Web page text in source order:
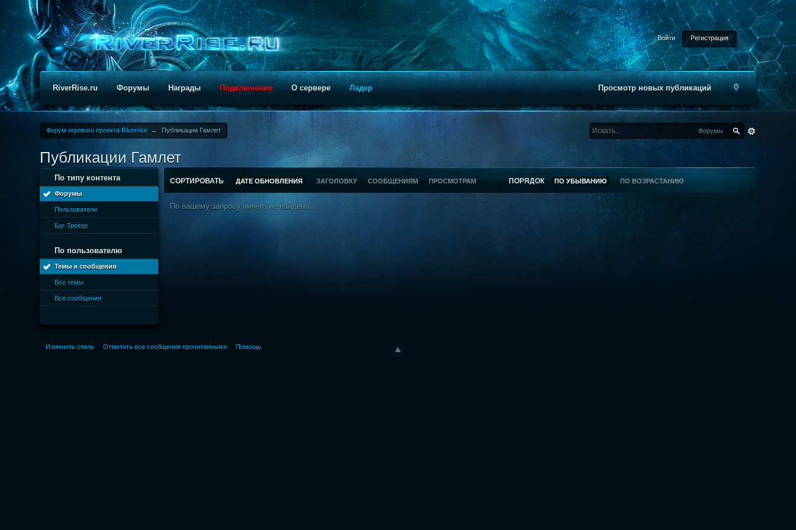
Войти Регистрация
Просмотр новых публикаций
RiverRise.ru Форумы Награды Подключение О сервере Ладер
Форум игрового проекта Riverrise → Публикации Гамлет Форумы
Публикации Гамлет
По типу контента
Форумы
Пользователи
Баг-Трекер
По пользователю
Темы и сообщения
Все темы
Все сообщения
СОРТИРОВАТЬ ДАТЕ ОБНОВЛЕНИЯ ЗАГОЛОВКУ СООБЩЕНИЯМ ПРОСМОТРАМ ПОРЯДОК ПО УБЫВАНИЮ ПО ВОЗРАСТАНИЮ
По вашему запросу ничего не найдено.
Изменить стиль Отметить все сообщения прочитанными Помощь